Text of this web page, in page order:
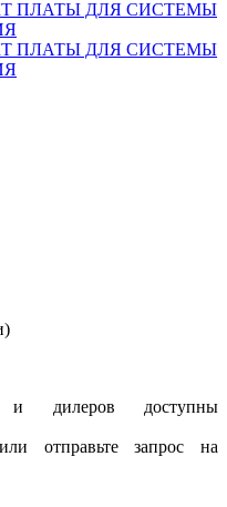
дилеров доступны
отправьте запрос на